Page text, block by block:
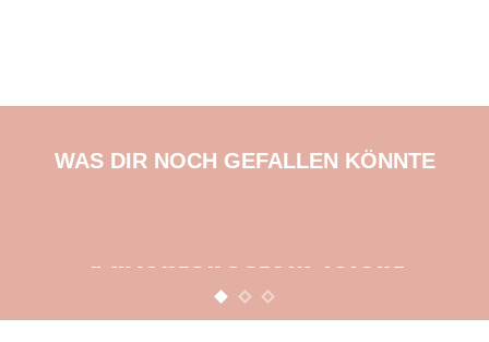
WAS DIR NOCH GEFALLEN KÖNNTE
Adventsbasteln leicht
gemacht